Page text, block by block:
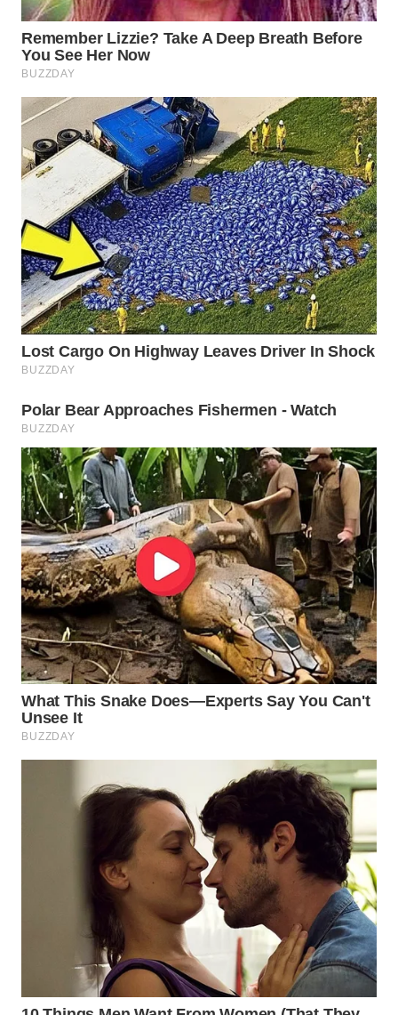
SERIBU
WN
TANGERANG
WN
BINJAI
WN
CIREBON
WN
INDRAMAYU
WN
KUNINGAN
MAJALENGKA
WN
SUBANG
WN
SUKABUMI
WN
PURWAKARTA
WN
PRIANGAN
TIMUR
WN
BOROBUDUR
WN